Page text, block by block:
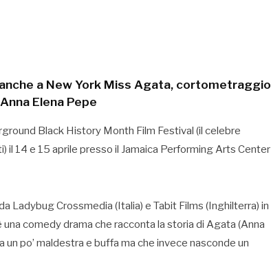
a New York Miss Agata, cortometraggio
Elena Pepe
Black History Month Film Festival (il celebre
il 14 e 15 aprile presso il Jamaica Performing Arts Center
Ladybug Crossmedia (Italia) e Tabit Films (Inghilterra) in
comedy drama che racconta la storia di Agata (Anna
un po’ maldestra e buffa ma che invece nasconde un